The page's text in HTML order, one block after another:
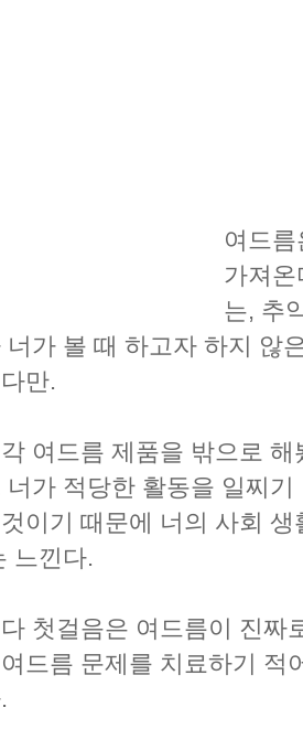
여드
가져
는, 추
너가 볼 때 하고자 하지 않
만.
여드름 제품을 밖으로
너가 적당한 활동을 일찌
이기 때문에 너의 사회
느낀다.
첫걸음은 여드름이 진짜
드름 문제를 치료하기 적